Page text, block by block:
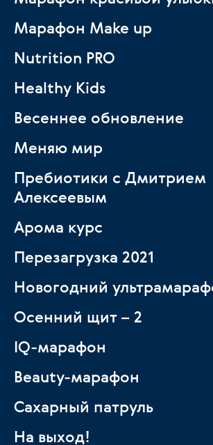
Марафон Make up
Nutrition PRO
Healthy Kids
Весеннее обновление
Меняю мир
Пребиотики с Дмитрием
Алексеевым
Арома курс
Перезагрузка 2021
Новогодний
Осенний щит – 2
IQ-марафон
Beauty-марафон
Сахарный патруль
На выход!